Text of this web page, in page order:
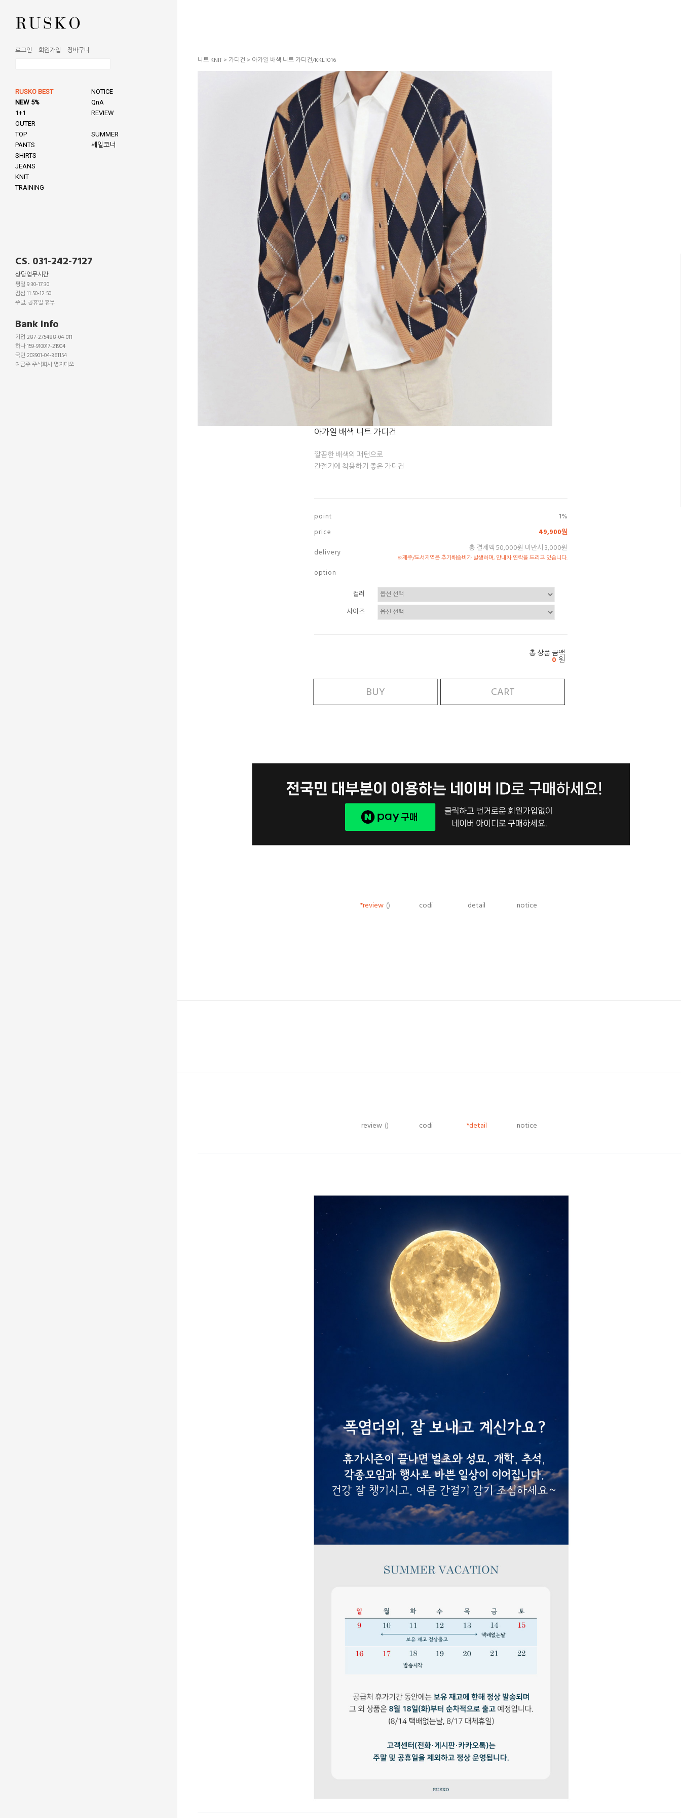
로그인 회원가입 장바구니
RUSKO BEST
NEW 5%
1+1
OUTER
TOP
PANTS
SHIRTS
JEANS
KNIT
TRAINING
NOTICE
QnA
REVIEW
SUMMER
세일코너
CS. 031-242-7127
상담업무시간
평일 9:30-17:30
점심 11:50-12:50
주말, 공휴일 휴무
Bank Info
기업 287-275488-04-011
하나 159-910017-21904
국민 203901-04-361154
예금주 주식회사 명지디오
니트 KNIT > 가디건 > 아가일 배색 니트 가디건/KKLT016
아가일 배색 니트 가디건
깔끔한 배색의 패턴으로
간절기에 착용하기 좋은 가디건
p o i n t
1%
p r i c e
49,900원
d e l i v e r y
총 결제액 50,000원 미만시 3,000원
※제주/도서지역은 추가배송비가 발생하며, 안내차 연락을 드리고 있습니다.
o p t i o n
컬러
사이즈
총 상품 금액
0 원
BUY CART
*review () codi detail notice
review () codi *detail notice